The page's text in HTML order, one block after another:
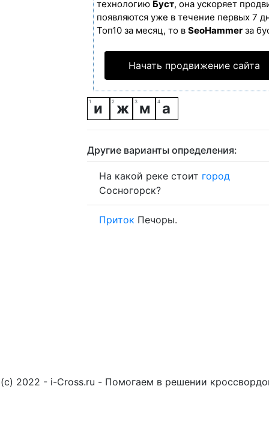
технологию Буст, она ускоряет
появляются уже в течение первых 7
Топ10 за месяц, то в SeoHammer за
Начать продвижение сайта
и ж м а
Другие варианты определения:
На какой реке стоит город
Сосногорск?
Приток Печоры.
(c) 2022 - i-Cross.ru - Помогаем в решении